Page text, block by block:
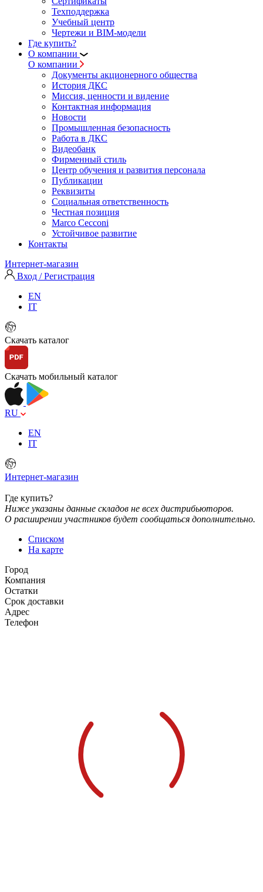
Техподдержка
Учебный центр
Чертежи и BIM-модели
Где купить?
О компании
О компании
Документы акционерного общества
История ДКС
Миссия, ценности и видение
Контактная информация
Новости
Промышленная безопасность
Работа в ДКС
Видеобанк
Фирменный стиль
Центр обучения и развития персонала
Публикации
Реквизиты
Социальная ответственность
Честная позиция
Marco Cecconi
Устойчивое развитие
Контакты
Интернет-магазин
Вход / Регистрация
EN
IT
Скачать каталог
Скачать мобильный каталог
RU
EN
IT
Интернет-магазин
Где купить?
Ниже указаны данные складов не всех дистрибьюторов.
О расширении участников будет сообщаться дополнительно.
Списком
На карте
Город
Компания
Остатки
Срок доставки
Адрес
Телефон